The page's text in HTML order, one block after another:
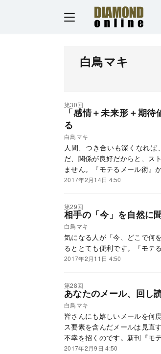
白鳥マキ
第30回
「感情＋未来形＋期
る
白鳥マキ
人間、つき合いも深くなれ
だ、関係が良好だからと、ス
ません。『モテるメール術』
2017年2月14日 4:50
第29回
相手の「今」を自然に
白鳥マキ
気になる人が「今、どこで何
るととても便利です。『モテ
2017年2月11日 4:50
第28回
あなたのメール、回し
白鳥マキ
皆さんにも嬉しいメールを何
ス要素を含んだメールは見直
不幸を招くのです。新刊『モ
けをつくる前に気を付けたい
2017年2月9日 4:50